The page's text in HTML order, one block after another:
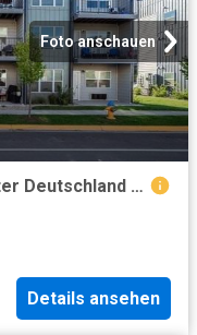
Foto anschauen
1 Schlafzimmer Wohnung Münster Deutschland 103543388
Details ansehen